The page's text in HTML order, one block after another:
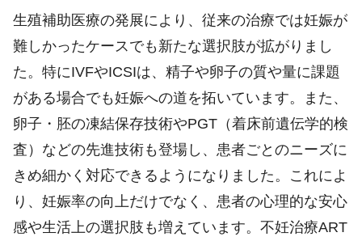
生殖補助医療の発展により、従来の治療では妊娠が
難しかったケースでも新たな選択肢が拡がりまし
た。特にIVFやICSIは、精子や卵子の質や量に課題
がある場合でも妊娠への道を拓いています。また、
卵子・胚の凍結保存技術やPGT（着床前遺伝学的検
査）などの先進技術も登場し、患者ごとのニーズに
きめ細かく対応できるようになりました。これによ
り、妊娠率の向上だけでなく、患者の心理的な安心
感や生活上の選択肢も増えています。不妊治療ART